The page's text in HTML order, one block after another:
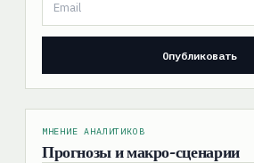
МНЕНИЕ АНАЛИТИКОВ
Прогнозы и макро-сценарии